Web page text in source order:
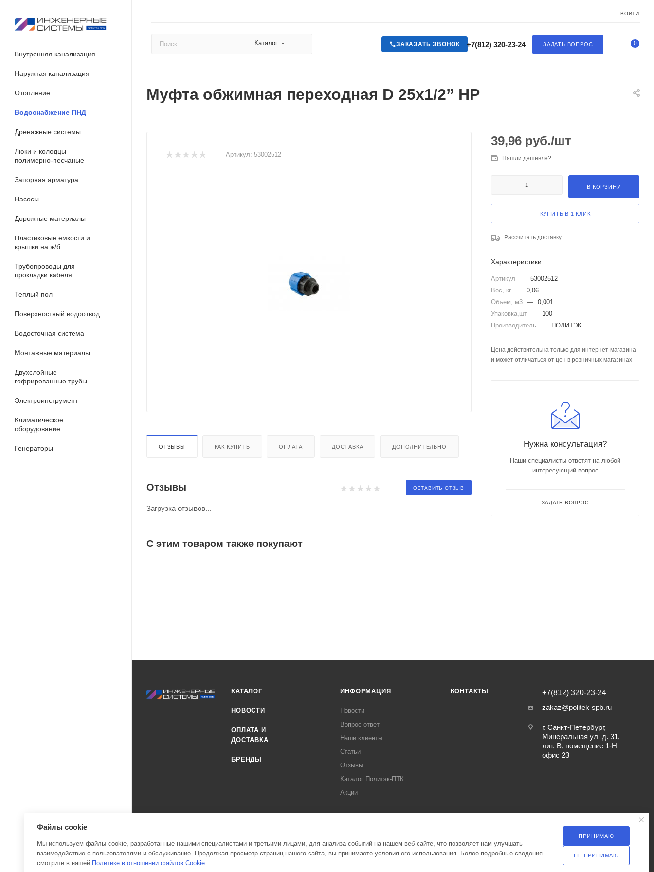
ВОЙТИ
Каталог ЗАДАТЬ ВОПРОС
+7(812) 320-23-24
ЗАКАЗАТЬ ЗВОНОК 0
Внутренняя канализация
Наружная канализация
Отопление
Водоснабжение ПНД
Дренажные системы
Люки и колодцы
полимерно-песчаные
Запорная арматура
Насосы
Дорожные материалы
Пластиковые емкости и
крышки на ж/б
Трубопроводы для
прокладки кабеля
Теплый пол
Поверхностный водоотвод
Водосточная система
Монтажные материалы
Двухслойные
гофрированные трубы
Электроинструмент
Климатическое
оборудование
Генераторы
Муфта обжимная переходная D 25х1/2” НР
Артикул: 53002512
ОТЗЫВЫ КАК КУПИТЬ ОПЛАТА ДОСТАВКА ДОПОЛНИТЕЛЬНО
Отзывы ОСТАВИТЬ ОТЗЫВ
Загрузка отзывов...
С этим товаром также покупают
39,96 руб./шт
Нашли дешевле?
В КОРЗИНУ
КУПИТЬ В 1 КЛИК
Рассчитать доставку
Характеристики
Артикул — 53002512
Вес, кг — 0,06
Объем, м3 — 0,001
Упаковка,шт —
100
Производитель
— ПОЛИТЭК
Цена действительна только для интернет-магазина
и может отличаться от цен в розничных магазинах
Нужна консультация?
Наши специалисты ответят на любой
интересующий вопрос
ЗАДАТЬ ВОПРОС
КАТАЛОГ
НОВОСТИ
ОПЛАТА И
ДОСТАВКА
БРЕНДЫ
ИНФОРМАЦИЯ
Новости
Вопрос-ответ
Наши клиенты
Статьи
Отзывы
Каталог Политэк-ПТК
Акции
КОНТАКТЫ
+7(812) 320-23-24
zakaz@politek-spb.ru
г. Санкт-Петербург,
Минеральная ул, д. 31,
лит. В, помещение 1-Н,
офис 23
2026 © Инженерные системы Политэк СПБ Все права защищены Политика оператора в отношении обработки персональных данных
Файлы cookie
Мы используем файлы cookie, разработанные нашими специалистами и третьими лицами, для анализа событий на нашем веб-сайте, что позволяет нам улучшать
взаимодействие с пользователями и обслуживание. Продолжая просмотр страниц нашего сайта, вы принимаете условия его использования. Более подробные сведения
смотрите в нашей Политике в отношении файлов Cookie.
ПРИНИМАЮ
НЕ ПРИНИМАЮ